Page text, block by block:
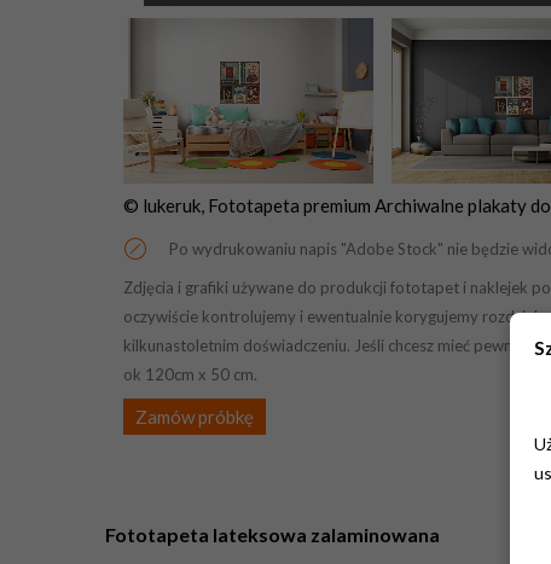
© lukeruk, Fototapeta premium Archiwalne plakaty
Po wydrukowaniu napis "Adobe Stock" nie będzie
Zdjęcia i grafiki używane do produkcji fototapet i naklejek
oczywiście kontrolujemy i ewentualnie korygujemy
kilkunastoletnim doświadczeniu. Jeśli chcesz mieć pewność
ok 120cm x 50 cm.
Zamów próbkę
Fototapeta lateksowa zalaminowana